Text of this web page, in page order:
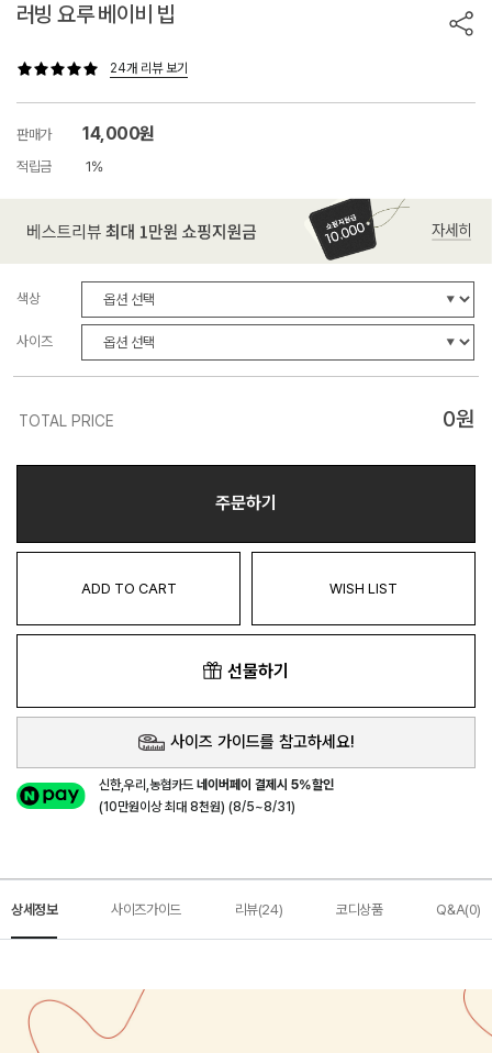
러빙 요루 베이비 빕
24개 리뷰 보기
판매가 14,000원
적립금 1%
색상
사이즈
TOTAL PRICE 0원
주문하기
ADD TO CART WISH LIST
선물하기
사이즈 가이드를 참고하세요!
신한,우리,농협카드네이버페이 결제시 5%할인
(10만원이상 최대 8천원) (8/5~8/31)
상세정보 사이즈가이드 리뷰(24) 코디상품 Q&A(0)